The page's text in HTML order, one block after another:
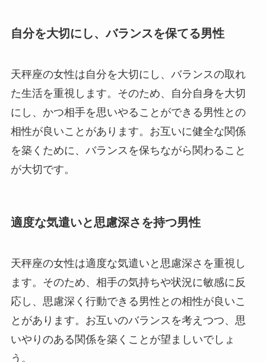
自分を大切にし、バランスを保てる男性
天秤座の女性は自分を大切にし、バランスの取れ
た生活を重視します。そのため、自分自身を大切
にし、かつ相手を思いやることができる男性との
相性が良いことがあります。お互いに健全な関係
を築くために、バランスを保ちながら関わること
が大切です。
適度な気遣いと思慮深さを持つ男性
天秤座の女性は適度な気遣いと思慮深さを重視し
ます。そのため、相手の気持ちや状況に敏感に反
応し、思慮深く行動できる男性との相性が良いこ
とがあります。お互いのバランスを考えつつ、思
いやりのある関係を築くことが望ましいでしょ
う。